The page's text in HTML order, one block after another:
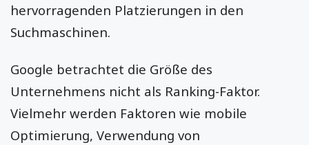
hervorragenden Platzierungen in den
Suchmaschinen.
Google betrachtet die Größe des
Unternehmens nicht als Ranking-Faktor.
Vielmehr werden Faktoren wie mobile
Optimierung, Verwendung von